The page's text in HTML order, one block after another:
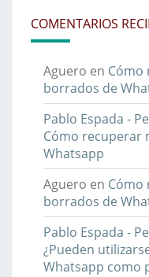
COMENTARIOS
Aguero en Cómo
borrados de
Pablo Espada -
Cómo recuperar
Whatsapp
Aguero en Cómo
borrados de
Pablo Espada -
¿Pueden
Whatsapp como